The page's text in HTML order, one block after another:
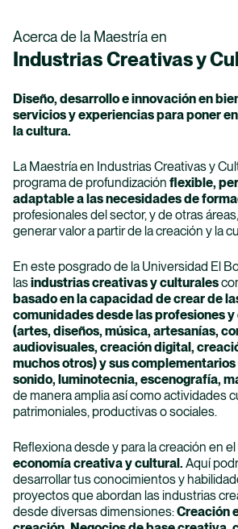
Acerca de la Maestría en
Industrias Creativas y
Diseño, desarrollo e innovación en
servicios y experiencias para poner
la cultura.
La Maestría en Industrias Creativas y
programa de profundización flexible,
adaptable a las necesidades de
profesionales del sector, y de otras
generar valor a partir de la creación y la
En este posgrado de la Universidad El
lasindustrias creativas y culturales
basado en la capacidad de crear de
comunidades desde las profesiones
(artes, diseños, música, artesanías,
audiovisuales, creación digital,
muchos otros) y sus
sonido, luminotecnia, escenografía,
de manera amplia así como actividades
patrimoniales, productivas o sociales.
Reflexiona desde y para la creación en
economía creativa y cultural. Aquí
desarrollar tus conocimientos y
proyectos que abordan las industrias
desde diversas dimensiones:Creación